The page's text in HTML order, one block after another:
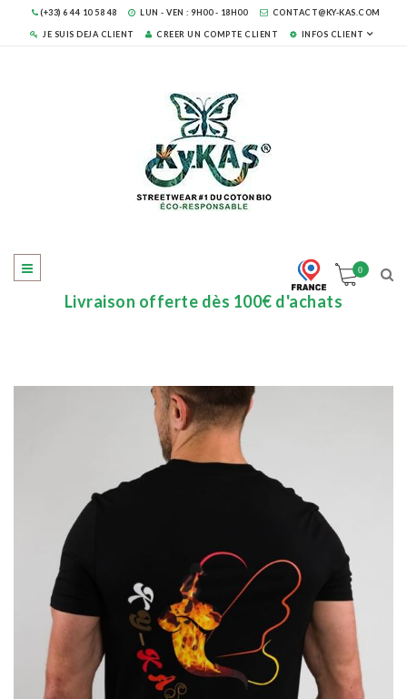
(+33) 6 44 10 58 48 LUN - VEN : 9H00 - 18H00 CONTACT@KY-KAS.COM
JE SUIS DEJA CLIENT CREER UN COMPTE CLIENT INFOS CLIENT
0
Livraison offerte dès 100€ d'achats